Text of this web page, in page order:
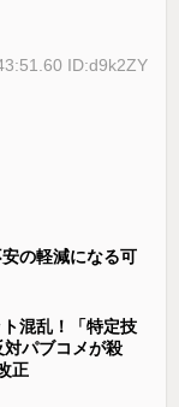
ID:d9k2ZY
の軽減になる可
混乱！「特定技
パブコメが殺
正